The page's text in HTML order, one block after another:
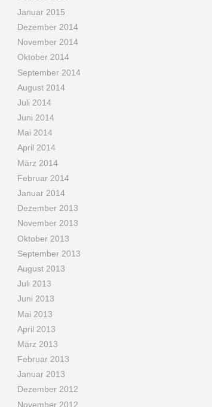
Januar 2015
Dezember 2014
November 2014
Oktober 2014
September 2014
August 2014
Juli 2014
Juni 2014
Mai 2014
April 2014
März 2014
Februar 2014
Januar 2014
Dezember 2013
November 2013
Oktober 2013
September 2013
August 2013
Juli 2013
Juni 2013
Mai 2013
April 2013
März 2013
Februar 2013
Januar 2013
Dezember 2012
November 2012